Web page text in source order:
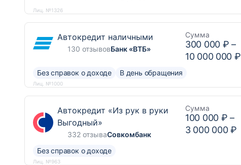
Лиц. №1326
Автокредит наличными
130 отзывовБанк «ВТБ»
Сумма
300 000 ₽ –
10 000 000 ₽
Без справок о доходе В день обращения
Лиц. №1000
Автокредит «Из рук в руки
Выгодный»
332 отзываСовкомбанк
Сумма
100 000 ₽ –
3 000 000 ₽
Без справок о доходе
Лиц. №963